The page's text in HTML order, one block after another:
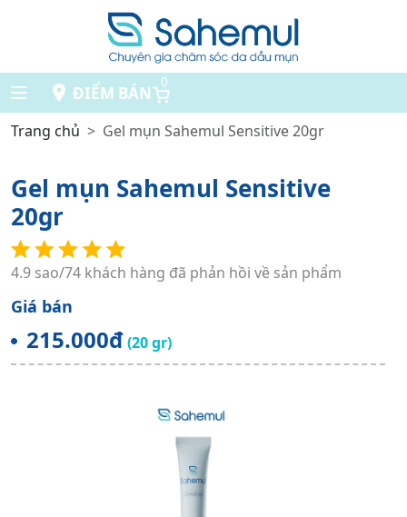
ĐIỂM BÁN
0
Trang chủ Gel mụn Sahemul Sensitive 20gr
Gel mụn Sahemul Sensitive
20gr
4.9 sao/74 khách hàng đã phản hồi về sản phẩm
Giá bán
215.000đ(20 gr)